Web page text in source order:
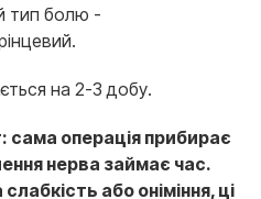
тип болю -
на 2-3 добу.
операція прибирає
нерва займає час.
або оніміння, ці